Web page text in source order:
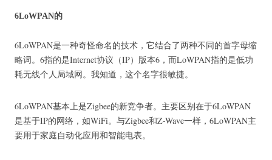
6LoWPAN的
6LoWPAN是一种奇怪命名的技术，它结合了两种不同的首字母缩
略词。 6指的是Internet协议（IP）版本6，而LoWPAN指的是低功
耗无线个人局域网。 我知道，这个名字很敏捷。
6LoWPAN基本上是Zigbee的新竞争者。 主要区别在于6LoWPAN
是基于IP的网络，如WiFi。 与Zigbee和Z-Wave一样，6LoWPAN主
要用于家庭自动化应用和智能电表。